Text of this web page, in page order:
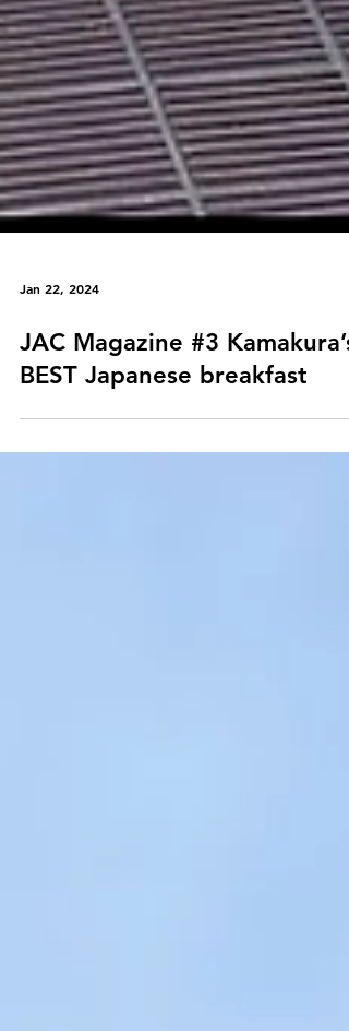
Jan 22, 2024
JAC Magazine #3 Kamakura’s
BEST Japanese breakfast